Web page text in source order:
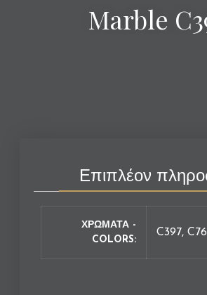
Marble
Επιπλέον
ΧΡΩΜΑΤΑ -
COLORS
C397, C76